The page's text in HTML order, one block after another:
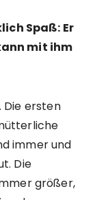
Spaß: Er
mit ihm
Die ersten
immer und
Die
größer,